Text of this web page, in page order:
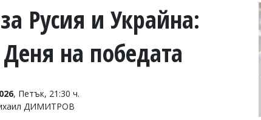
Русия и Украйна:
на победата
, Петък, 21:30 ч.
ДИМИТРОВ